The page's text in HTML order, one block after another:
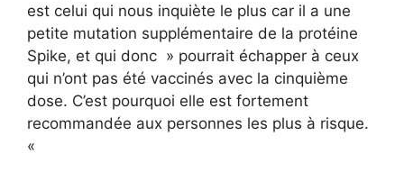
est celui qui nous inquiète le plus car il a une
petite mutation supplémentaire de la protéine
Spike, et qui donc » pourrait échapper à ceux
qui n’ont pas été vaccinés avec la cinquième
dose. C’est pourquoi elle est fortement
recommandée aux personnes les plus à risque.
«